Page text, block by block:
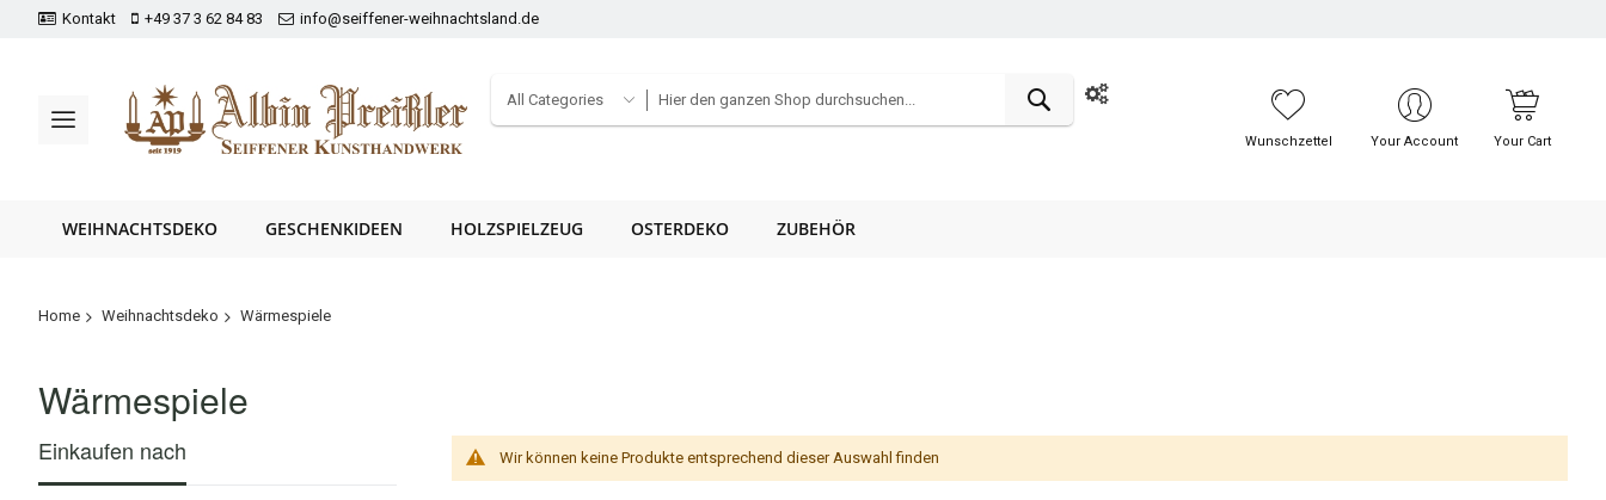
Kontakt +49 37 3 62 84 83 info@seiffener-weihnachtsland.de
All Categories SUCHE
Wunschzettel Your Account Your Cart
WEIHNACHTSDEKO GESCHENKIDEEN HOLZSPIELZEUG OSTERDEKO ZUBEHÖR
Home Weihnachtsdeko Wärmespiele
Wärmespiele
Wir können keine Produkte entsprechend dieser Auswahl finden
Einkaufen nach